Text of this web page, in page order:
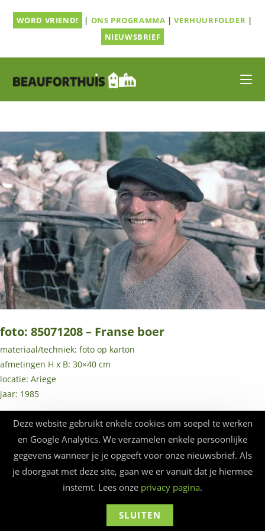
naarWORD VRIEND! | ONS PROGRAMMA |VERHUURFOLDER |
NIEUWSBRIEF
foto: 85071208 – Franse boer
materiaal/techniek: foto op karton
afmetingen H x B: 30×40 cm
locatie: Ariege
jaar: 1985
© Beauforthuis 2026 - webbouw frankma
Deze website gebruikt enkele cookies om soepel te werken
en Google Analytics. We verzamelen enkele persoonlijke
gegevens wanneer je je opgeeft voor onze nieuwsbrief. Als
je doorgaat met deze site, gaan we er vanuit dat je hiermee
instemt. Lees onze privacy pagina.
SLUITEN